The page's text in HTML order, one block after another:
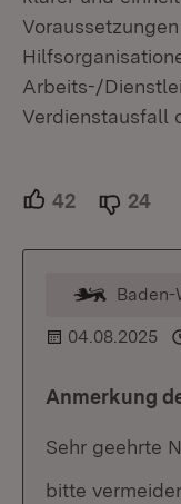
Arbeits-/
Verdienstausfall
42 Unterstützer.
24
Kommentar
04.08.2025
Anmerkung
Sehr geehrte
bitte